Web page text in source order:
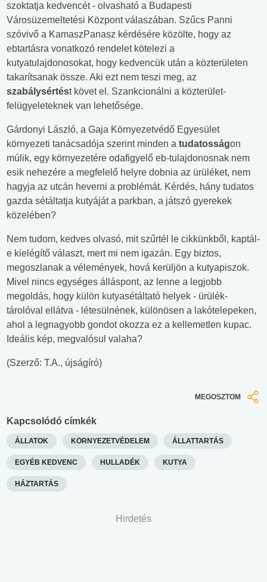
szoktatja kedvencét - olvasható a Budapesti
Városüzemeltetési Központ válaszában. Szűcs Panni
szóvivő a KamaszPanasz kérdésére közölte, hogy az
ebtartásra vonatkozó rendelet kötelezi a
kutyatulajdonosokat, hogy kedvencük után a közterületen
takarítsanak össze. Aki ezt nem teszi meg, az
szabálysértést követ el. Szankcionálni a közterület-
felügyeleteknek van lehetősége.
Gárdonyi László, a Gaja Környezetvédő Egyesület
környezeti tanácsadója szerint minden a tudatosságon
múlik, egy környezetére odafigyelő eb-tulajdonosnak nem
esik nehezére a megfelelő helyre dobnia az ürüléket, nem
hagyja az utcán heverni a problémát. Kérdés, hány tudatos
gazda sétáltatja kutyáját a parkban, a játszó gyerekek
közelében?
Nem tudom, kedves olvasó, mit szűrtél le cikkünkből, kaptál-
e kielégítő választ, mert mi nem igazán. Egy biztos,
megoszlanak a vélemények, hová kerüljön a kutyapiszok.
Mivel nincs egységes álláspont, az lenne a legjobb
megoldás, hogy külön kutyasétáltató helyek - ürülék-
tárolóval ellátva - létesülnének, különösen a lakótelepeken,
ahol a legnagyobb gondot okozza ez a kellemetlen kupac.
Ideális kép, megvalósul valaha?
(Szerző: T.A., újságíró)
MEGOSZTOM
Kapcsolódó címkék
ÁLLATOK KÖRNYEZETVÉDELEM ÁLLATTARTÁS
EGYÉB KEDVENC HULLADÉK KUTYA
HÁZTARTÁS
Hirdetés